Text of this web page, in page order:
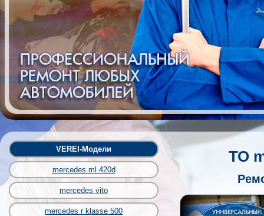
VEREI-Модели
mercedes ml 420d
mercedes vito
mercedes r klasse 500
ТО